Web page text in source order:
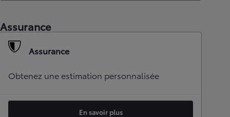
Assurance
Assurance
Obtenez une estimation personnalisée
En savoir plus